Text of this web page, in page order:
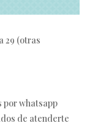
29 (otras
por whatsapp
de atenderte